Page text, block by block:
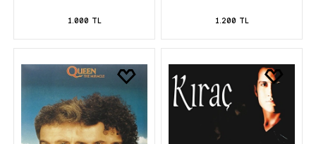
1.000 TL 1.200 TL